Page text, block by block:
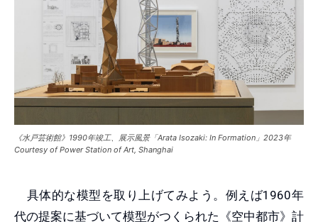
《水戸芸術館》1990年竣工、展示風景「Arata Isozaki: In Formation」2023年
Courtesy of Power Station of Art, Shanghai
具体的な模型を取り上げてみよう。例えば1960年
代の提案に基づいて模型がつくられた《空中都市》計